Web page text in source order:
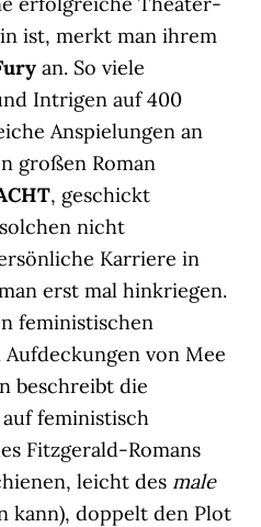
ist, merkt man ihrem
an. So viele
Intrigen auf 400
Anspielungen an
großen Roman
, geschickt
nicht
Karriere in
erst mal hinkriegen.
feministischen
von Mee
beschreibt die
feministisch
Fitzgerald-Romans
leicht des male
kann), doppelt den Plot